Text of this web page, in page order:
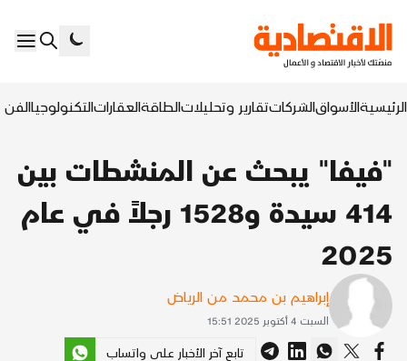
الرئيسيةالأسواقالشركاتتقارير وتحليلاتالطاقةالعقاراتالتكنولوجياالفن
"فيفا" يبحث عن المنشطات بين
414 سيدة و1528 رجلاً في عام
2025
إبراهيم بن محمد من الرياض
السبت 4 أكتوبر 2025 15:51
تابع آخر الأخبار على واتساب